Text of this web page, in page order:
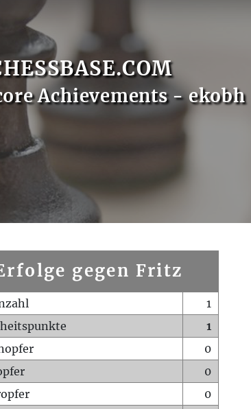
Achievements - ekobh
gegen Fritz
1
1
0
0
0